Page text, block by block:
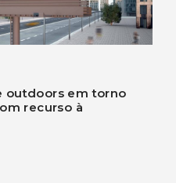
outdoors em torno
recurso à